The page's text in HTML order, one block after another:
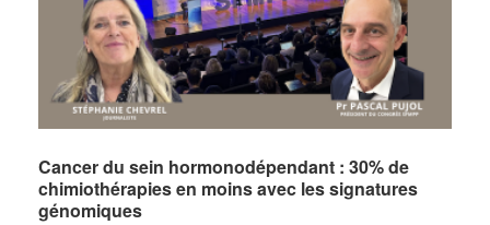
Cancer du sein hormonodépendant : 30% de
chimiothérapies en moins avec les signatures
génomiques